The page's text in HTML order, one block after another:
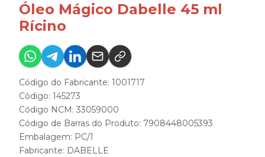
Óleo Mágico Dabelle 45 ml
Rícino
Código do Fabricante: 1001717
Código: 145273
Código NCM: 33059000
Código de Barras do Produto: 7908448005393
Embalagem: PC/1
Fabricante: DABELLE